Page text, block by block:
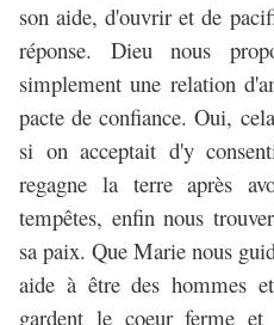
son aide, d'ouvrir et de
réponse. Dieu nous
simplement une relation
pacte de confiance. Oui,
si on acceptait d'y
regagne la terre après
tempêtes, enfin nous
sa paix. Que Marie nous
aide à être des hommes
gardent le coeur ferme